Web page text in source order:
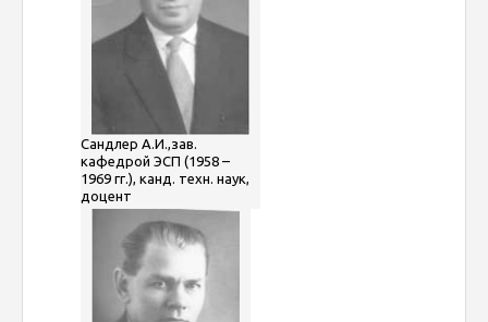
Сандлер А.И.,зав.
кафедрой ЭСП (1958 –
1969 гг.), канд. техн. наук,
доцент